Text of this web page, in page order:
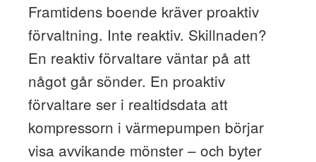
Framtidens boende kräver proaktiv
förvaltning. Inte reaktiv. Skillnaden?
En reaktiv förvaltare väntar på att
något går sönder. En proaktiv
förvaltare ser i realtidsdata att
kompressorn i värmepumpen börjar
visa avvikande mönster – och byter